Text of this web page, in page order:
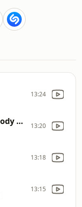
13:24
Rock This Party (Everybody Dance Now) 13:20
13:18
13:15